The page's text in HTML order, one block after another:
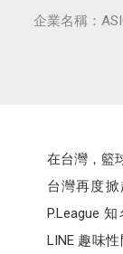
企業名稱：
在台灣，籃
台灣再度
P.League
LINE 趣味